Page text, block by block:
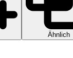
Ähnlich